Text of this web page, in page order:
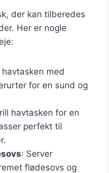
der kan tilberedes
Her er nogle
havtasken med
for en sund og
havtasken for en
perfekt til
: Server
flødesovs og